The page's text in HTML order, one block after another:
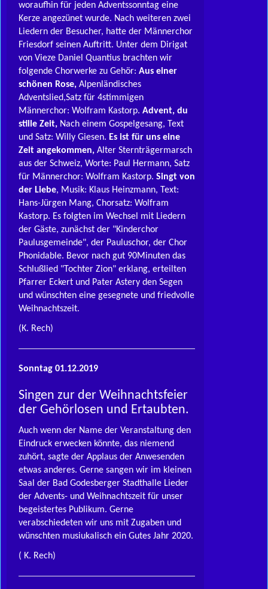
woraufhin für jeden Adventssonntag eine
Kerze angezünet wurde. Nach weiteren zwei
Liedern der Besucher, hatte der Männerchor
Friesdorf seinen Auftritt. Unter dem Dirigat
von Vieze Daniel Quantius brachten wir
folgende Chorwerke zu Gehör: Aus einer
schönen Rose, Alpenländisches
Adventslied,Satz für 4stimmigen
Männerchor: Wolfram Kastorp. Advent, du
stille Zeit, Nach einem Gospelgesang, Text
und Satz: Willy Giesen. Es ist für uns eine
Zeit angekommen, Alter Sternträgermarsch
aus der Schweiz, Worte: Paul Hermann, Satz
für Männerchor: Wolfram Kastorp. Singt von
der Liebe, Musik: Klaus Heinzmann, Text:
Hans-Jürgen Mang, Chorsatz: Wolfram
Kastorp. Es folgten im Wechsel mit Liedern
der Gäste, zunächst der "Kinderchor
Paulusgemeinde", der Pauluschor, der Chor
Phonidable. Bevor nach gut 90Minuten das
Schlußlied "Tochter Zion" erklang, erteilten
Pfarrer Eckert und Pater Astery den Segen
und wünschten eine gesegnete und friedvolle
Weihnachtszeit.
(K. Rech)
Sonntag 01.12.2019
Singen zur der Weihnachtsfeier
der Gehörlosen und Ertaubten.
Auch wenn der Name der Veranstaltung den
Eindruck erwecken könnte, das niemend
zuhört, sagte der Applaus der Anwesenden
etwas anderes. Gerne sangen wir im kleinen
Saal der Bad Godesberger Stadthalle Lieder
der Advents- und Weihnachtszeit für unser
begeistertes Publikum. Gerne
verabschiedeten wir uns mit Zugaben und
wünschten musiukalisch ein Gutes Jahr 2020.
( K. Rech)